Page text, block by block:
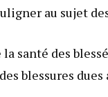
au sujet
santé des
blessures dues